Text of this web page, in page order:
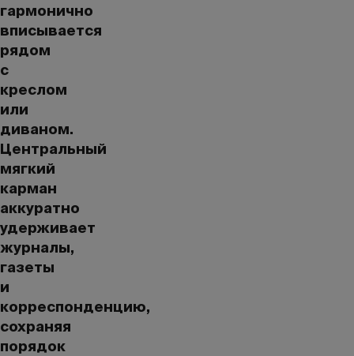
гармонично
вписывается
рядом
с
креслом
или
диваном.
Центральный
мягкий
карман
аккуратно
удерживает
журналы,
газеты
и
корреспонденцию,
сохраняя
порядок